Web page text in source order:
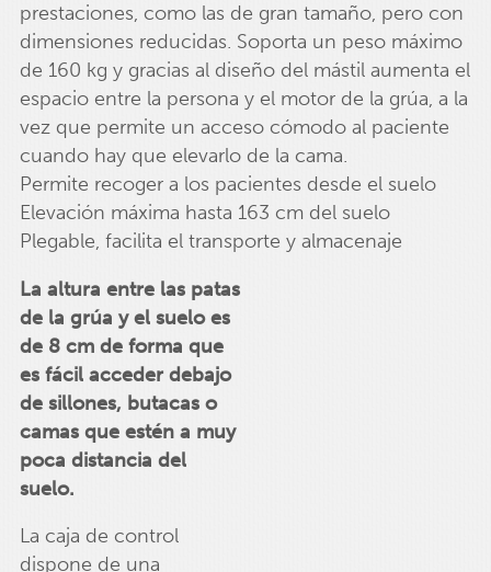
prestaciones, como las de gran tamaño, pero con
dimensiones reducidas. Soporta un peso máximo
de 160 kg y gracias al diseño del mástil aumenta el
espacio entre la persona y el motor de la grúa, a la
vez que permite un acceso cómodo al paciente
cuando hay que elevarlo de la cama.
Permite recoger a los pacientes desde el suelo
Elevación máxima hasta 163 cm del suelo
Plegable, facilita el transporte y almacenaje
La altura entre las patas
de la grúa y el suelo es
de 8 cm de forma que
es fácil acceder debajo
de sillones, butacas o
camas que estén a muy
poca distancia del
suelo.
La caja de control
dispone de una